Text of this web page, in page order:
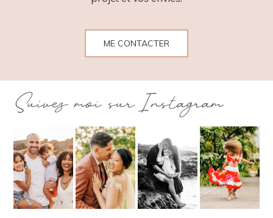
ME CONTACTER
Suivez moi sur Instagram